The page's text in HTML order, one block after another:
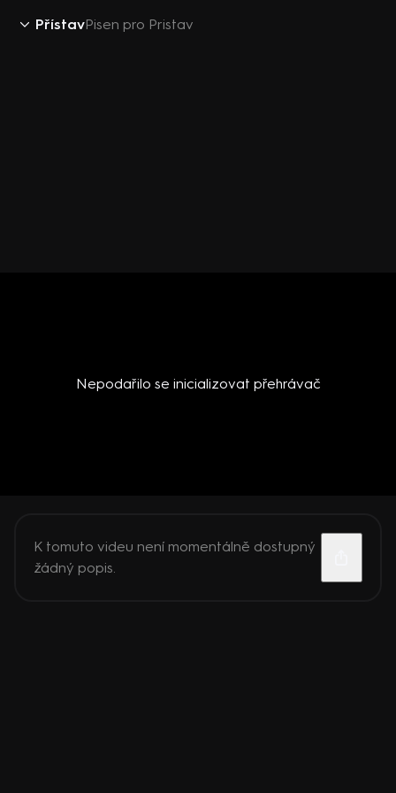
PřístavPisen pro Pristav
Nepodařilo se inicializovat přehrávač
K tomuto videu není momentálně dostupný
žádný popis.